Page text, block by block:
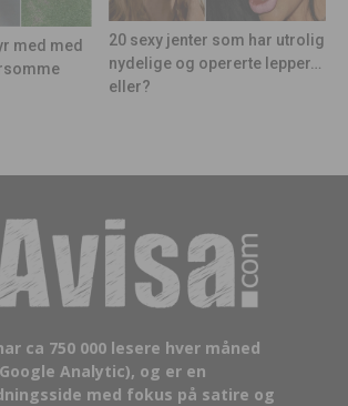
med med
20 sexy jenter som har utrolig
nydelige og opererte lepper…
eller?
ca 750 000 lesere hver måned
Analytic), og er en
med fokus på satire og